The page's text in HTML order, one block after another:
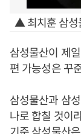
▲ 최치훈 삼성
삼성물산이 제
편 가능성은 꾸
삼성물산과 삼
나로 합칠 것이